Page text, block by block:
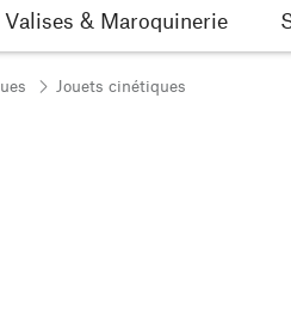
Valises & Maroquinerie
Jouets cinétiques